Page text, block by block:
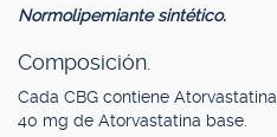
Normolipemiante sintético.
Composición.
Cada CBG contiene
40 mg de Atorvastatina base.